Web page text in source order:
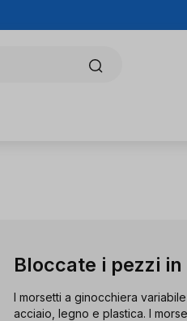
Bloccate i pezzi
I morsetti a ginocchiera
acciaio, legno e plastica. I